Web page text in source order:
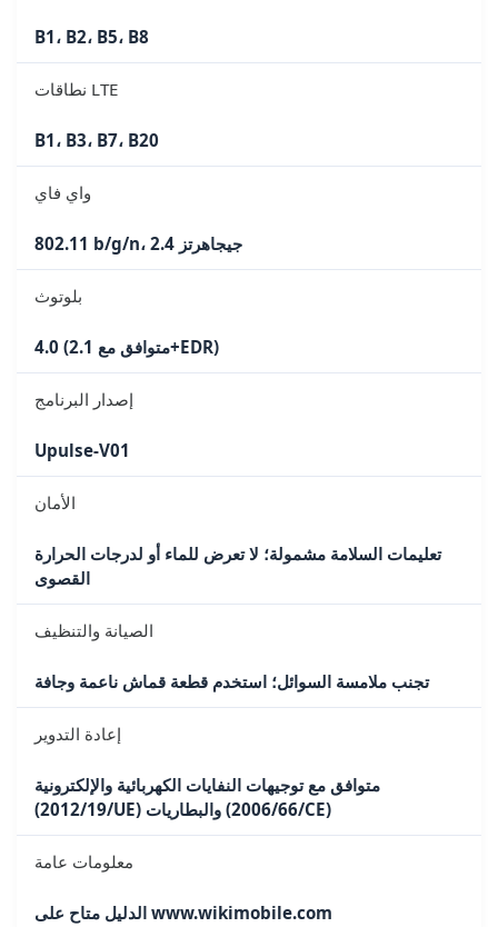
B1، B2، B5، B8
نطاقات LTE
B1، B3، B7، B20
واي فاي
802.11 b/g/n، 2.4 جيجاهرتز
بلوتوث
4.0 (متوافق مع 2.1+EDR)
إصدار البرنامج
Upulse-V01
الأمان
تعليمات السلامة مشمولة؛ لا تعرض للماء أو لدرجات الحرارة
القصوى
الصيانة والتنظيف
تجنب ملامسة السوائل؛ استخدم قطعة قماش ناعمة وجافة
إعادة التدوير
متوافق مع توجيهات النفايات الكهربائية والإلكترونية
(2012/19/UE) والبطاريات (2006/66/CE)
معلومات عامة
الدليل متاح على www.wikimobile.com